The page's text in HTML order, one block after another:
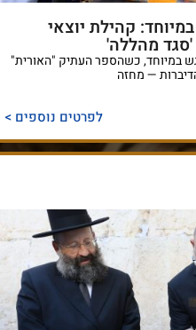
קהילת יוצאי
'סגד מהללה'
במיוחד, כשהספר העתיק "האורית"
— מחזה
לפרטים נוספים >